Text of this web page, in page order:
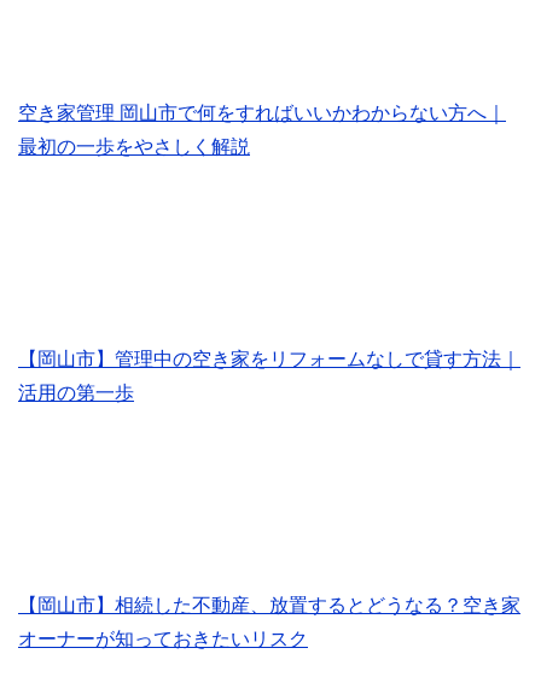
空き家管理 岡山市で何をすればいいかわからない方へ｜
最初の一歩をやさしく解説
【岡山市】管理中の空き家をリフォームなしで貸す方法｜
活用の第一歩
【岡山市】相続した不動産、放置するとどうなる？空き家
オーナーが知っておきたいリスク